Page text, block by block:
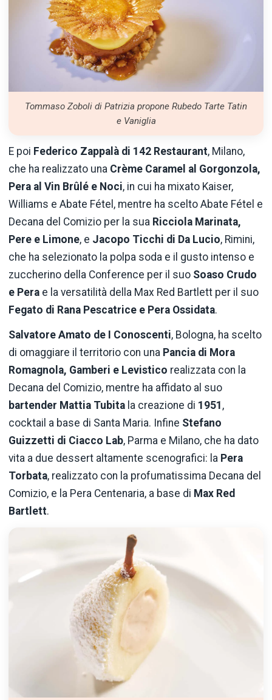
Tommaso Zoboli di Patrizia propone Rubedo Tarte Tatin
e Vaniglia
E poi Federico Zappalà di 142 Restaurant, Milano,
che ha realizzato una Crème Caramel al Gorgonzola,
Pera al Vin Brûlé e Noci, in cui ha mixato Kaiser,
Williams e Abate Fétel, mentre ha scelto Abate Fétel e
Decana del Comizio per la sua Ricciola Marinata,
Pere e Limone, e Jacopo Ticchi di Da Lucio, Rimini,
che ha selezionato la polpa soda e il gusto intenso e
zuccherino della Conference per il suo Soaso Crudo
e Pera e la versatilità della Max Red Bartlett per il suo
Fegato di Rana Pescatrice e Pera Ossidata.
Salvatore Amato de I Conoscenti, Bologna, ha scelto
di omaggiare il territorio con una Pancia di Mora
Romagnola, Gamberi e Levistico realizzata con la
Decana del Comizio, mentre ha affidato al suo
bartender Mattia Tubita la creazione di 1951 ,
cocktail a base di Santa Maria. Infine Stefano
Guizzetti di Ciacco Lab, Parma e Milano, che ha dato
vita a due dessert altamente scenografici: la Pera
Torbata, realizzato con la profumatissima Decana del
Comizio, e la Pera Centenaria, a base di Max Red
Bartlett.